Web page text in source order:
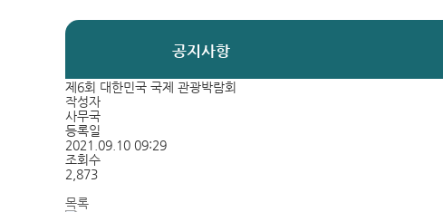
공지사항
제6회 대한민국 국제 관광박람회
작성자
사무국
등록일
2021.09.10 09:29
조회수
2,873
목록